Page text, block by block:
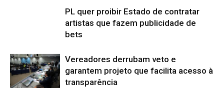
PL quer proibir Estado de contratar
artistas que fazem publicidade de
bets
Vereadores derrubam veto e
garantem projeto que facilita acesso à
transparência